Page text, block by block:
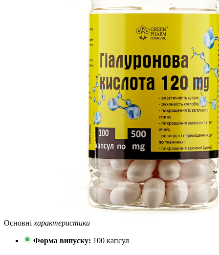
Основні характеристики
Форма випуску: 100 капсул